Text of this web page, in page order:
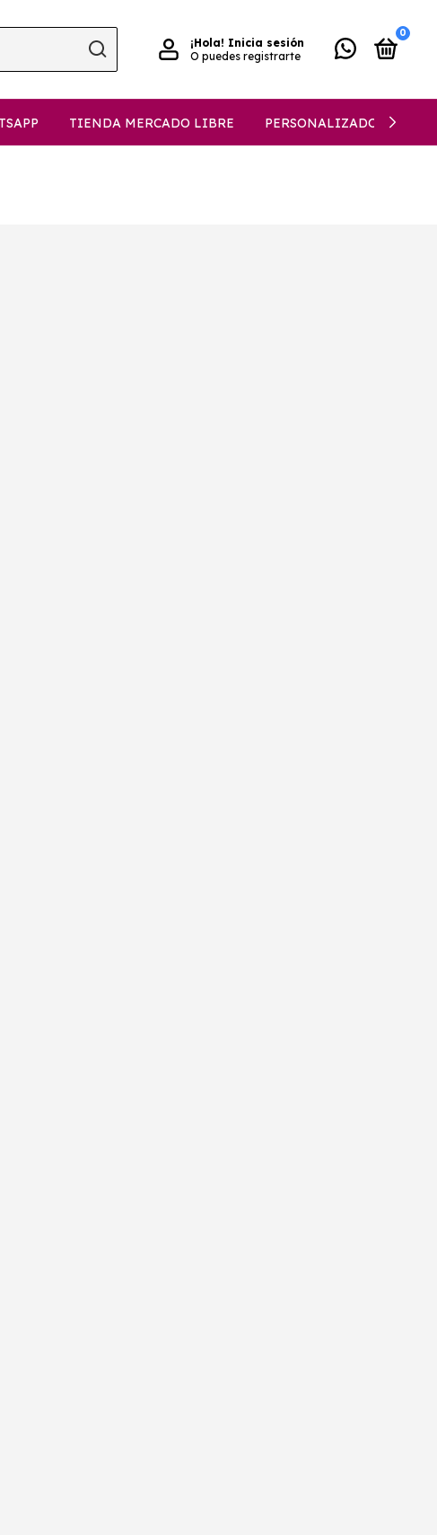
¡Hola! Inicia sesión
O puedes registrarte
0
TIENDA MERCADO LIBRE PERSONALIZADO EN 3